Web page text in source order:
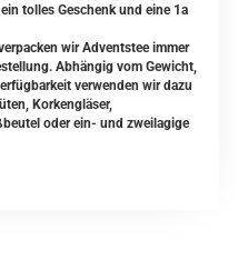
tolles Geschenk und eine 1a
wir Adventstee immer
Abhängig vom Gewicht,
verwenden wir dazu
Korkengläser,
oder ein- und zweilagige